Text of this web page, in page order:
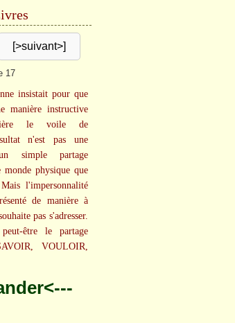
[>suivant>]
insistait pour que
manière instructive
le voile de
n'est pas une
simple partage
monde physique que
l'impersonnalité
de manière à
pas s'adresser.
être le partage
VOULOIR,